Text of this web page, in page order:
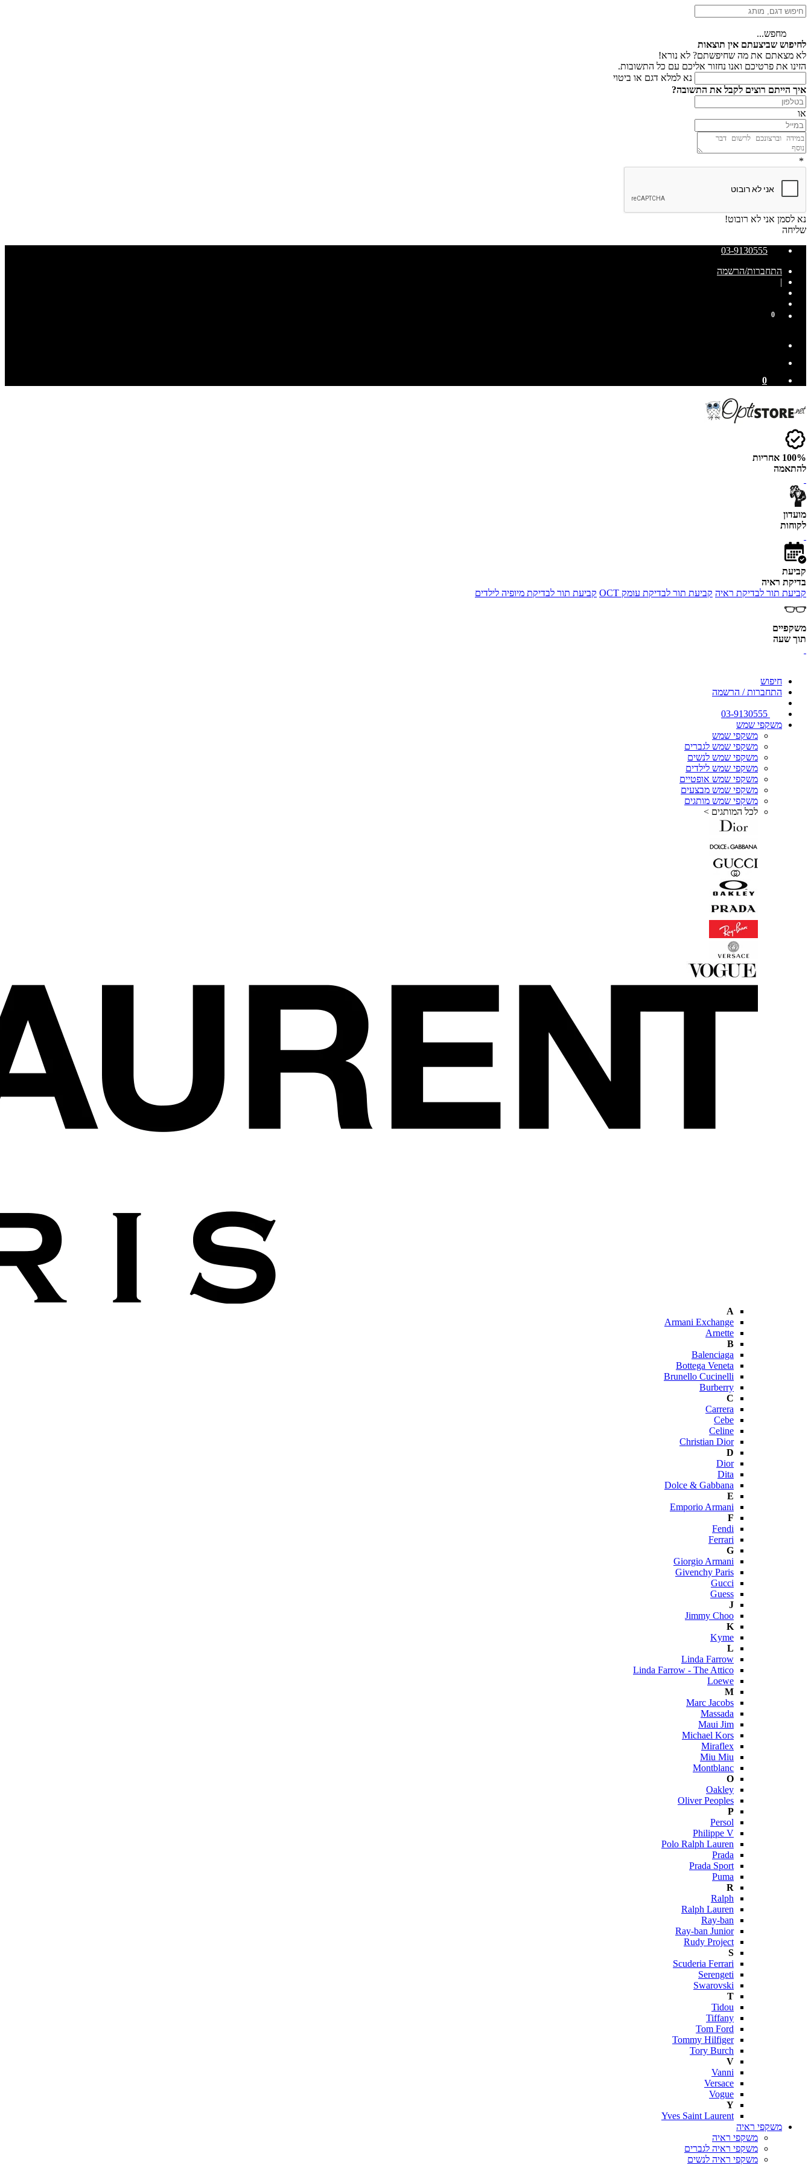
מחפש...
לחיפוש שביצעתם אין תוצאות
לא מצאתם את מה שחיפשתם? לא נורא!
הזינו את פרטיכם ואנו נחזור אליכם עם כל התשובות.
נא למלא דגם או ביטוי
איך הייתם רוצים לקבל את התשובה?
או
*
נא לסמן אני לא רובוט!
שליחה
03-9130555
התחברות/הרשמה
|
0
0
100% אחריות
להתאמה
מועדון
לקוחות
קביעת
בדיקת ראיה
קביעת תור לבדיקת ראיה קביעת תור לבדיקת עומק OCT קביעת תור לבדיקת מיופיה לילדים
משקפיים
תוך שעה
חיפוש
התחברות / הרשמה
משקפי שמש
משקפי שמש
משקפי שמש לגברים
משקפי שמש לנשים
משקפי שמש לילדים
משקפי שמש אופטיים
משקפי שמש מבצעים
משקפי שמש מותגים
לכל המותגים >
A
Armani Exchange
Arnette
B
Balenciaga
Bottega Veneta
Brunello Cucinelli
Burberry
C
Carrera
Cebe
Celine
Christian Dior
D
Dior
Dita
Dolce & Gabbana
E
Emporio Armani
F
Fendi
Ferrari
G
Giorgio Armani
Givenchy Paris
Gucci
Guess
J
Jimmy Choo
K
Kyme
L
Linda Farrow
Linda Farrow - The Attico
Loewe
M
Marc Jacobs
Massada
Maui Jim
Michael Kors
Miraflex
Miu Miu
Montblanc
O
Oakley
Oliver Peoples
P
Persol
Philippe V
Polo Ralph Lauren
Prada
Prada Sport
Puma
R
Ralph
Ralph Lauren
Ray-ban
Ray-ban Junior
Rudy Project
S
Scuderia Ferrari
Serengeti
Swarovski
T
Tidou
Tiffany
Tom Ford
Tommy Hilfiger
Tory Burch
V
Vanni
Versace
Vogue
Y
Yves Saint Laurent
משקפי ראיה
משקפי ראיה
משקפי ראיה לגברים
משקפי ראיה לנשים